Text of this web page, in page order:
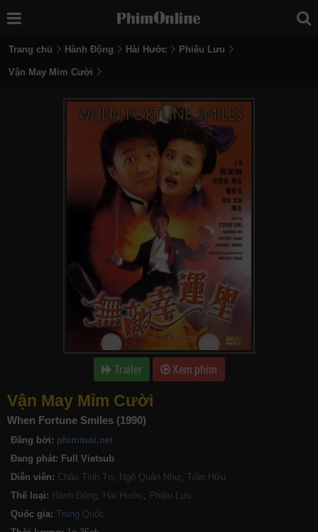
Trang chủ Hành Động Hài Hước Phiêu Lưu
Vận May Mỉm Cười
Trailer Xem phim
Vận May Mỉm Cười
When Fortune Smiles (1990)
Đăng bởi: phimmoi.net
Đang phát: Full Vietsub
Diễn viên: Châu Tinh Trì , Ngô Quân Như, Trần Hữu
Thể loại: Hành Động, Hài Hước, Phiêu Lưu
Quốc gia: Trung Quốc